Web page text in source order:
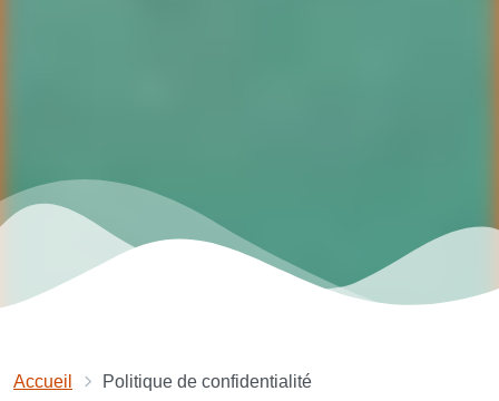
Accueil Politique de confidentialité